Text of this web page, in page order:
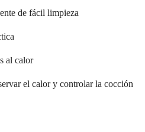
de fácil limpieza
al calor
el calor y controlar la cocción